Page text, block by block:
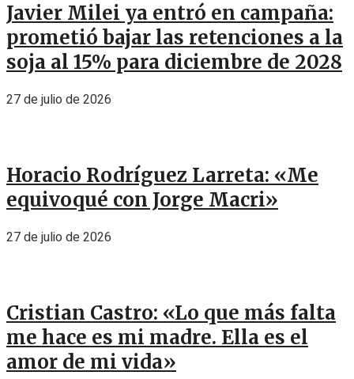
Javier Milei ya entró en campaña:
prometió bajar las retenciones a la
soja al 15% para diciembre de 2028
27 de julio de 2026
Horacio Rodríguez Larreta: «Me
equivoqué con Jorge Macri»
27 de julio de 2026
Cristian Castro: «Lo que más falta
me hace es mi madre. Ella es el
amor de mi vida»